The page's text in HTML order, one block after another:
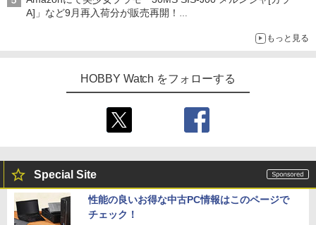
A]」など9月再入荷分が販売再開！
もっと見る
HOBBY Watch をフォローする
Special Site
性能の良いお得な中古PC情報はこのページで
チェック！